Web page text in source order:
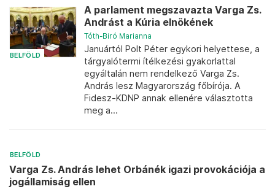
BELFÖLD
A parlament megszavazta Varga Zs.
Andrást a Kúria elnökének
Tóth-Biró Marianna
Januártól Polt Péter egykori helyettese, a
tárgyalótermi ítélkezési gyakorlattal
egyáltalán nem rendelkező Varga Zs.
András lesz Magyarország főbírója. A
Fidesz-KDNP annak ellenére választotta
meg a...
BELFÖLD
Varga Zs. András lehet Orbánék igazi provokációja a
jogállamiság ellen